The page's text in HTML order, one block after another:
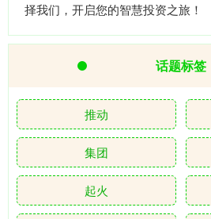
择我们，开启您的智慧投资之旅！
话题标签
推动
集团
起火